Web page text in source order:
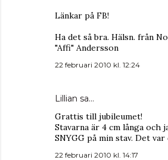
Länkar på FB!
Ha det så bra. Hälsn. från
"Affi" Andersson
22 februari 2010 kl. 12:24
Lillian sa…
Grattis till jubileumet!
Stavarna är 4 cm långa och
SNYGG på min stav. Det
22 februari 2010 kl. 14:17